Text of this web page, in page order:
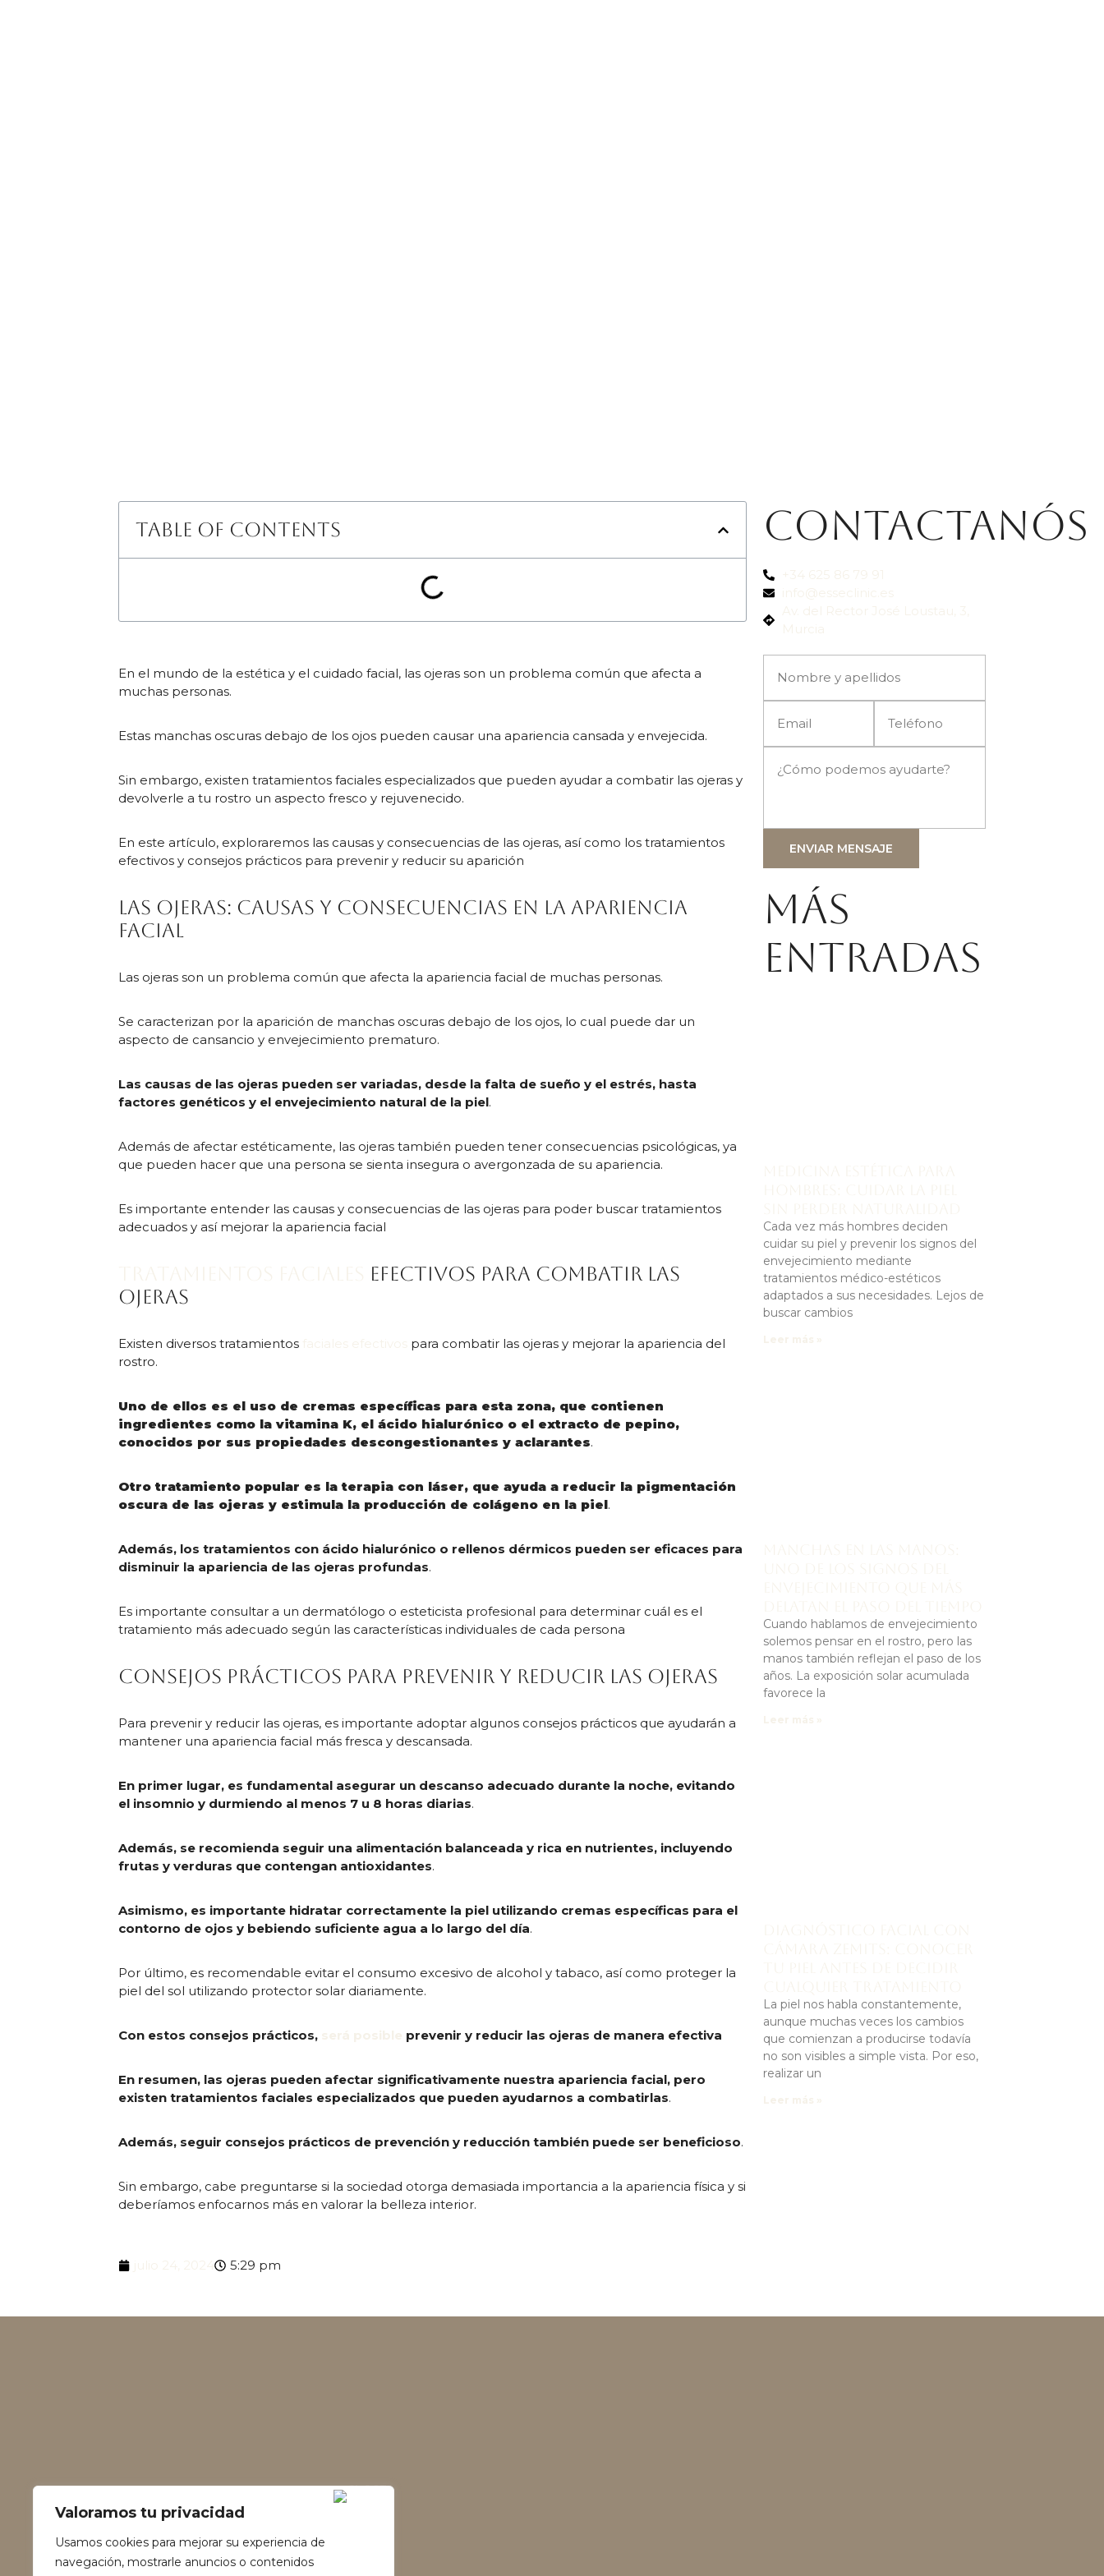
Valoramos tu privacidad
Usamos cookies para mejorar su experiencia de
navegación, mostrarle anuncios o contenidos
Table of Contents
En el mundo de la estética y el cuidado facial, las ojeras son un problema común que afecta a
muchas personas.
Estas manchas oscuras debajo de los ojos pueden causar una apariencia cansada y envejecida.
Sin embargo, existen tratamientos faciales especializados que pueden ayudar a combatir las ojeras y
devolverle a tu rostro un aspecto fresco y rejuvenecido.
En este artículo, exploraremos las causas y consecuencias de las ojeras, así como los tratamientos
efectivos y consejos prácticos para prevenir y reducir su aparición
Las ojeras: causas y consecuencias en la apariencia
facial
Las ojeras son un problema común que afecta la apariencia facial de muchas personas.
Se caracterizan por la aparición de manchas oscuras debajo de los ojos, lo cual puede dar un
aspecto de cansancio y envejecimiento prematuro.
Las causas de las ojeras pueden ser variadas, desde la falta de sueño y el estrés, hasta
factores genéticos y el envejecimiento natural de la piel.
Además de afectar estéticamente, las ojeras también pueden tener consecuencias psicológicas, ya
que pueden hacer que una persona se sienta insegura o avergonzada de su apariencia.
Es importante entender las causas y consecuencias de las ojeras para poder buscar tratamientos
adecuados y así mejorar la apariencia facial
efectivos para combatir las
ojeras
Existen diversos tratamientos
para combatir las ojeras y mejorar la apariencia del
rostro.
Uno de ellos es el uso de cremas específicas para esta zona, que contienen
ingredientes como la vitamina K, el ácido hialurónico o el extracto de pepino,
conocidos por sus propiedades descongestionantes y aclarantes.
Otro tratamiento popular es la terapia con láser, que ayuda a reducir la pigmentación
oscura de las ojeras y estimula la producción de colágeno en la piel.
Además, los tratamientos con ácido hialurónico o rellenos dérmicos pueden ser eficaces para
disminuir la apariencia de las ojeras profundas.
Es importante consultar a un dermatólogo o esteticista profesional para determinar cuál es el
tratamiento más adecuado según las características individuales de cada persona
Consejos prácticos para prevenir y reducir las ojeras
Para prevenir y reducir las ojeras, es importante adoptar algunos consejos prácticos que ayudarán a
mantener una apariencia facial más fresca y descansada.
En primer lugar, es fundamental asegurar un descanso adecuado durante la noche, evitando
el insomnio y durmiendo al menos 7 u 8 horas diarias.
Además, se recomienda seguir una alimentación balanceada y rica en nutrientes, incluyendo
frutas y verduras que contengan antioxidantes.
Asimismo, es importante hidratar correctamente la piel utilizando cremas específicas para el
contorno de ojos y bebiendo suficiente agua a lo largo del día.
Por último, es recomendable evitar el consumo excesivo de alcohol y tabaco, así como proteger la
piel del sol utilizando protector solar diariamente.
Con estos consejos prácticos, prevenir y reducir las ojeras de manera efectiva
En resumen, las ojeras pueden afectar significativamente nuestra apariencia facial, pero
existen tratamientos faciales especializados que pueden ayudarnos a combatirlas.
Además, seguir consejos prácticos de prevención y reducción también puede ser beneficioso.
Sin embargo, cabe preguntarse si la sociedad otorga demasiada importancia a la apariencia física y si
deberíamos enfocarnos más en valorar la belleza interior.
julio 24, 2024 5:29 pm
Contactanós
ENVIAR MENSAJE
Más
entradas
Cada vez más hombres deciden
cuidar su piel y prevenir los signos del
envejecimiento mediante
tratamientos médico-estéticos
adaptados a sus necesidades. Lejos de
buscar cambios
Cuando hablamos de envejecimiento
solemos pensar en el rostro, pero las
manos también reflejan el paso de los
años. La exposición solar acumulada
favorece la
La piel nos habla constantemente,
aunque muchas veces los cambios
que comienzan a producirse todavía
no son visibles a simple vista. Por eso,
realizar un